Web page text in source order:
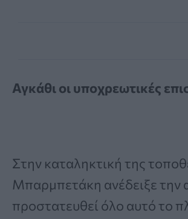
Αγκάθι οι υποχρεωτικές
Στην καταληκτική της
Μπαρμπετάκη ανέδειξε την
προστατευθεί όλο αυτό το